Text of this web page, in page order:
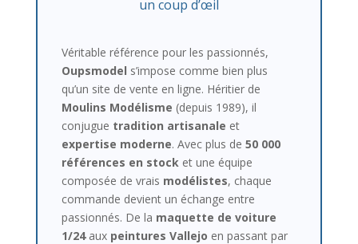
un coup d’œil
Véritable référence pour les passionnés,
Oupsmodel s’impose comme bien plus
qu’un site de vente en ligne. Héritier de
Moulins Modélisme (depuis 1989), il
conjugue tradition artisanale et
expertise moderne. Avec plus de 50 000
références en stock et une équipe
composée de vrais modélistes, chaque
commande devient un échange entre
passionnés. De la maquette de voiture
1/24aux peintures Vallejo en passant par